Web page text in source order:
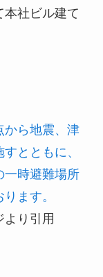
社ビル建て
から地震、津
とともに、
一時避難場所
ます。
り引用